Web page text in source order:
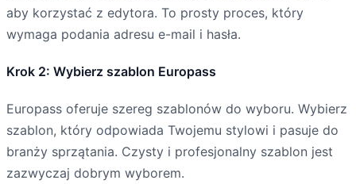
aby korzystać z edytora. To prosty proces, który
wymaga podania adresu e-mail i hasła.
Krok 2: Wybierz szablon Europass
Europass oferuje szereg szablonów do wyboru. Wybierz
szablon, który odpowiada Twojemu stylowi i pasuje do
branży sprzątania. Czysty i profesjonalny szablon jest
zazwyczaj dobrym wyborem.